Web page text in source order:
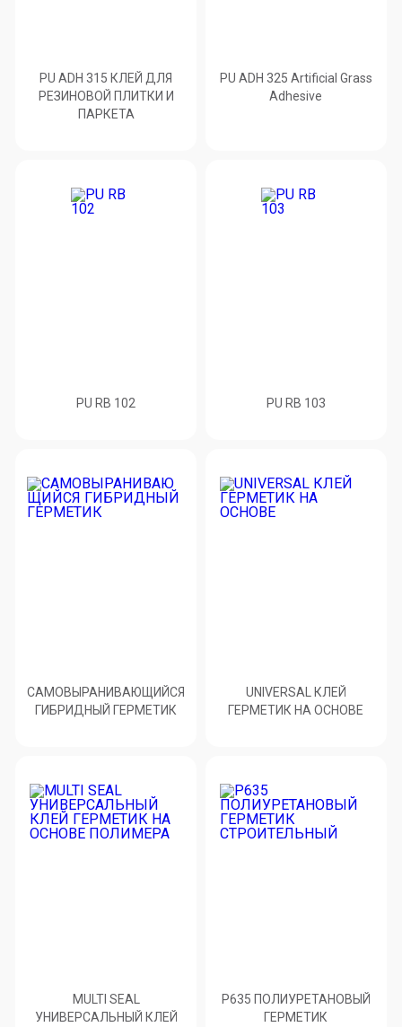
PU ADH 315 КЛЕЙ ДЛЯ
РЕЗИНОВОЙ ПЛИТКИ И
ПАРКЕТА
PU ADH 325 Artificial Grass
Adhesive
PU RB 102 PU RB 103
САМОВЫРАНИВАЮЩИЙСЯ
ГИБРИДНЫЙ ГЕРМЕТИК
UNIVERSAL КЛЕЙ
ГЕРМЕТИК НА ОСНОВЕ
MULTI SEAL
УНИВЕРСАЛЬНЫЙ КЛЕЙ
P635 ПОЛИУРЕТАНОВЫЙ
ГЕРМЕТИК